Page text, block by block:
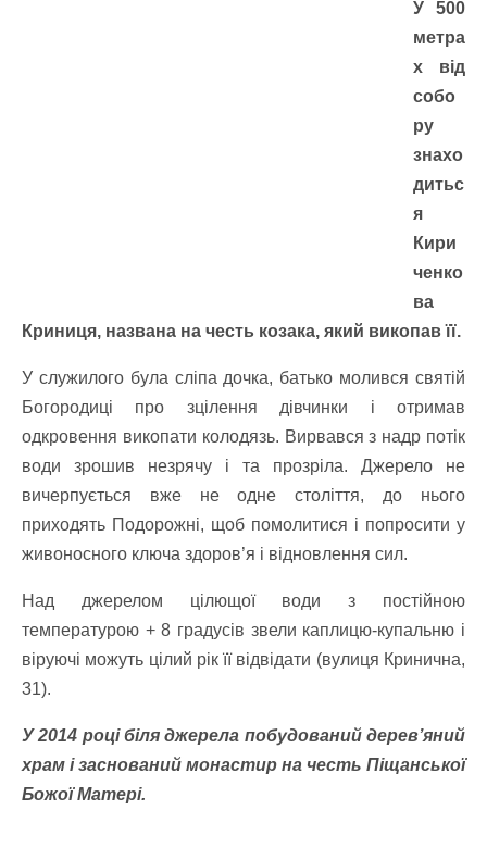
У 500
метра
х від
собо
ру
знахо
дитьс
я
Кири
ченко
ва
Криниця, названа на честь козака, який викопав її.
У служилого була сліпа дочка, батько молився святій
Богородиці про зцілення дівчинки і отримав
одкровення викопати колодязь. Вирвався з надр потік
води зрошив незрячу і та прозріла. Джерело не
вичерпується вже не одне століття, до нього
приходять Подорожні, щоб помолитися і попросити у
живоносного ключа здоров’я і відновлення сил.
Над джерелом цілющої води з постійною
температурою + 8 градусів звели каплицю-купальню і
віруючі можуть цілий рік її відвідати (вулиця Кринична,
31).
У 2014 році біля джерела побудований дерев’яний
храм і заснований монастир на честь Піщанської
Божої Матері.